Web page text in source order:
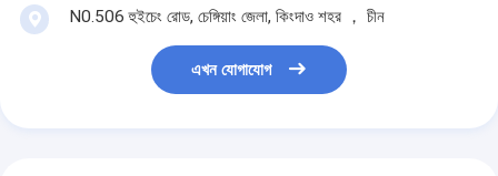
N0.506 হুইচেং রোড, চেঙ্গিয়াং জেলা, কিংদাও শহর ， চীন
এখন যোগাযোগ